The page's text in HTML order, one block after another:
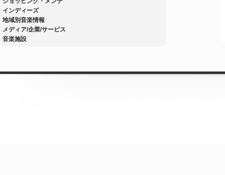
インディーズ
地域別音楽情報
メディア/企業/サービス
音楽施設